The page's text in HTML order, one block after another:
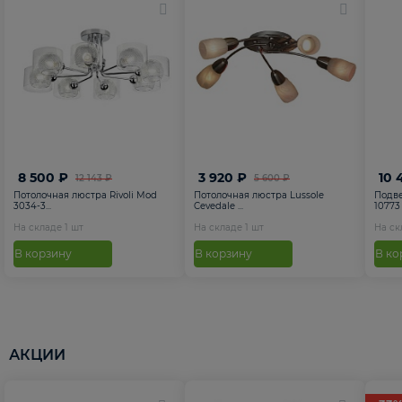
12 143 ₽
8 500 ₽
Потолочная люстра Rivoli Mod
3034-3...
На складе 1 шт
В корзину
5 600 ₽
3 920 ₽
Потолочная люстра Lussole
Cevedale ...
На складе 1 шт
В корзину
10
10773
На
В
АКЦИИ